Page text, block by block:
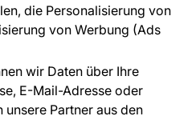
die Personalisierung von
von Werbung (Ads
wir Daten über Ihre
E-Mail-Adresse oder
Partner aus den
ÜBER DAS UNTERNEHMEN